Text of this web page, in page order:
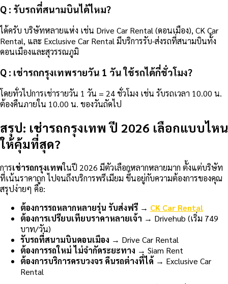
Q : รับรถที่สนามบินได้ไหม?
ได้ครับ บริษัทหลายแห่ง เช่น Drive Car Rental (ดอนเมือง), CK Car
Rental, และ Exclusive Car Rental มีบริการรับ-ส่งรถที่สนามบินทั้ง
ดอนเมืองและสุวรรณภูมิ
Q : เช่ารถกรุงเทพรายวัน 1 วัน ใช้รถได้กี่ชั่วโมง?
โดยทั่วไปการเช่ารายวัน 1 วัน = 24 ชั่วโมง เช่น รับรถเวลา 10.00 น.
ต้องคืนภายใน 10.00 น. ของวันถัดไป
สรุป: เช่ารถกรุงเทพ ปี 2026 เลือกแบบไหน
ให้คุ้มที่สุด?
การเช่ารถกรุงเทพในปี 2026 มีตัวเลือกหลากหลายมาก ตั้งแต่บริษัท
ที่เน้นราคาถูก ไปจนถึงบริการพรีเมียม ขึ้นอยู่กับความต้องการของคุณ
สรุปง่ายๆ คือ:
ต้องการรถหลากหลายรุ่น รับส่งฟรี → CK Car Rental
ต้องการเปรียบเทียบราคาหลายเจ้า → Drivehub (เริ่ม 749
บาท/วัน)
รับรถที่สนามบินดอนเมือง → Drive Car Rental
ต้องการรถใหม่ ไม่จำกัดระยะทาง → Siam Rent
ต้องการบริการครบวงจร คืนรถต่างที่ได้ → Exclusive Car
Rental